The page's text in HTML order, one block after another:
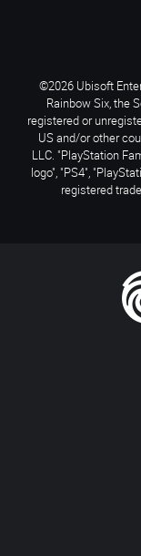
©2026 Ubisoft
Rainbow Six, the
registered or
US and/or other
LLC. "PlayStation
logo", "PS4",
registered